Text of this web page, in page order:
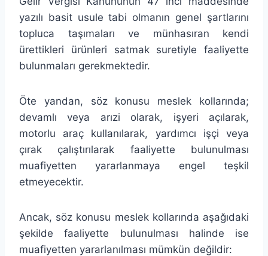
yazılı basit usule tabi olmanın genel şartlarını
topluca taşımaları ve münhasıran kendi
ürettikleri ürünleri satmak suretiyle faaliyette
bulunmaları gerekmektedir.
Öte yandan, söz konusu meslek kollarında;
devamlı veya arızi olarak, işyeri açılarak,
motorlu araç kullanılarak, yardımcı işçi veya
çırak çalıştırılarak faaliyette bulunulması
muafiyetten yararlanmaya engel teşkil
etmeyecektir.
Ancak, söz konusu meslek kollarında aşağıdaki
şekilde faaliyette bulunulması halinde ise
muafiyetten yararlanılması mümkün değildir: